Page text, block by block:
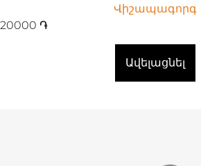
Վիշապագորգ
20000 ֏
Ավելացնել